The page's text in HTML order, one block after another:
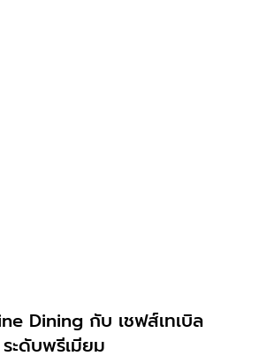
Dining กับ เชฟส์เทเบิล
ะดับพรีเมียม